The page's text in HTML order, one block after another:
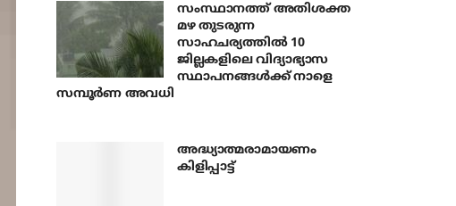
സംസ്ഥാനത്ത് അതിശക്ത
മഴ തുടരുന്ന
സാഹചര്യത്തിൽ 10
ജില്ലകളിലെ വിദ്യാഭ്യാസ
സ്ഥാപനങ്ങൾക്ക് നാളെ
സമ്പൂർണ അവധി
അദ്ധ്യാത്മരാമായണം
കിളിപ്പാട്ട്